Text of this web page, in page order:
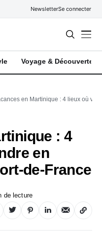
NewsletterSe connecter
Voyage & Découverte
en Martinique : 4 lieux où
: 4
en
de-France
de lecture